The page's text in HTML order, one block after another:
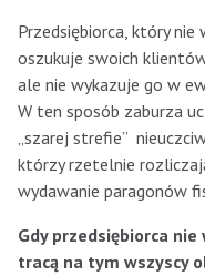
Przedsiębiorca, który
oszukuje swoich
ale nie wykazuje go w
W ten sposób zaburza
„szarej strefie”
którzy rzetelnie
wydawanie paragonów
Gdy przedsiębiorca
tracą na tym wszyscy